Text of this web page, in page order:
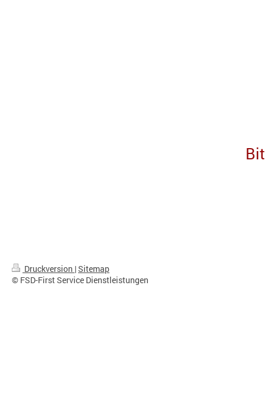
Druckversion |Sitemap
© FSD-First Service Dienstleistungen